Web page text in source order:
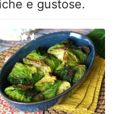
e gustose.